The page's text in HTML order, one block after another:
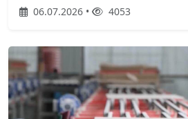
06.07.2026 • 4053